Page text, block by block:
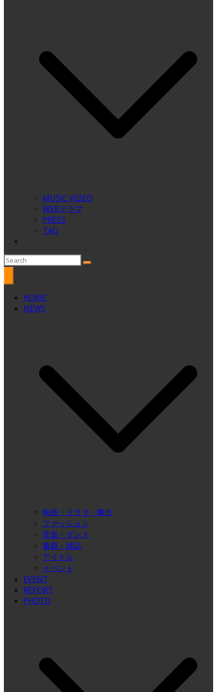
MUSIC VIDEO
WEBドラマ
PRESS
TAG
HOME
NEWS
映画・ドラマ・舞台
ファッション
音楽・ダンス
書籍・雑誌
アイドル
イベント
EVENT
REPORT
PHOTO